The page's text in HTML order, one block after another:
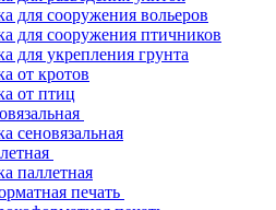
для сооружения вольеров
для сооружения птичников
для укрепления грунта
от кротов
от птиц
сеновязальная
паллетная
печать